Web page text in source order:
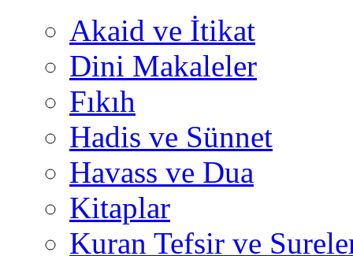
Akaid ve İtikat
Dini Makaleler
Fıkıh
Hadis ve Sünnet
Havass ve Dua
Kitaplar
Kuran Tefsir ve